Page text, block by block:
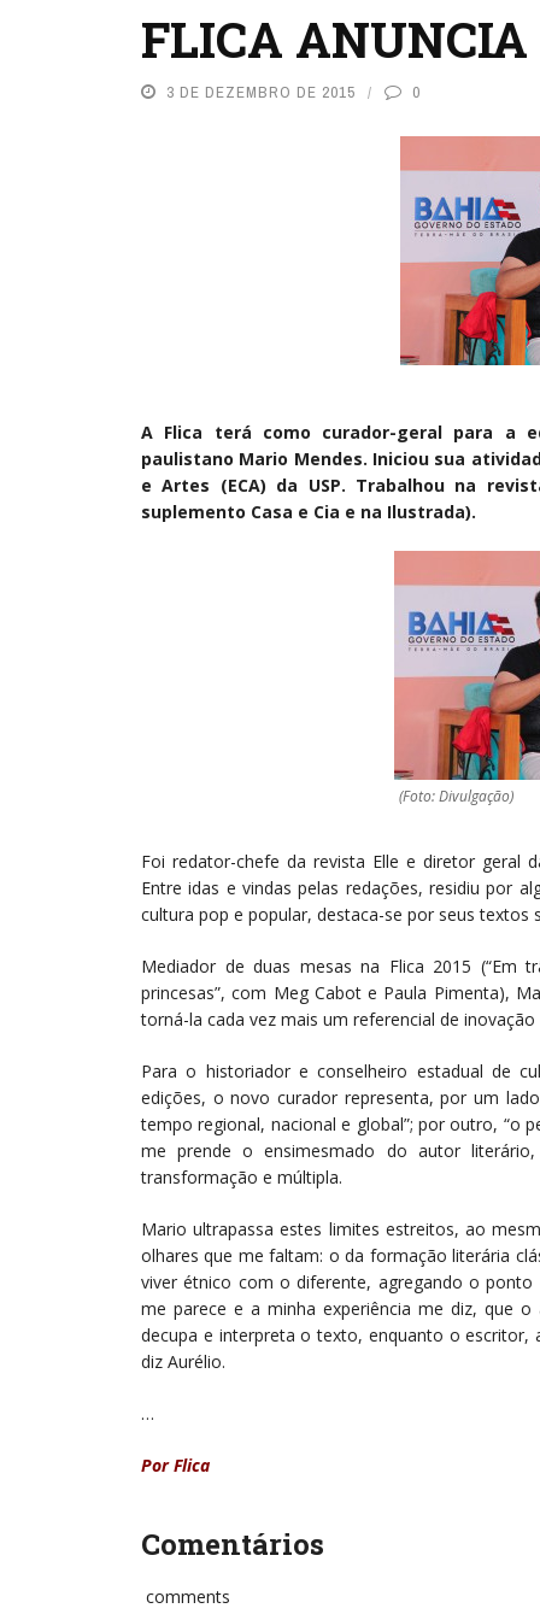
FLICA ANUNCIA
3 DE DEZEMBRO DE 2015 0
A Flica terá como curador-geral para a
paulistano Mario Mendes. Iniciou sua
e Artes (ECA) da USP. Trabalhou na
suplemento Casa e Cia e na Ilustrada).
(Foto: Divulgação)
Foi redator-chefe da revista Elle e diretor geral
Entre idas e vindas pelas redações, residiu por
cultura pop e popular, destaca-se por seus textos
Mediador de duas mesas na Flica 2015 (“Em
princesas”, com Meg Cabot e Paula Pimenta),
torná-la cada vez mais um referencial de
Para o historiador e conselheiro estadual de
edições, o novo curador representa, por um
tempo regional, nacional e global”; por outro, “o
me prende o ensimesmado do autor
transformação e múltipla.
Mario ultrapassa estes limites estreitos, ao
olhares que me faltam: o da formação literária
viver étnico com o diferente, agregando o
me parece e a minha experiência me diz, que
decupa e interpreta o texto, enquanto o
diz Aurélio.
…
Por Flica
Comentários
comments